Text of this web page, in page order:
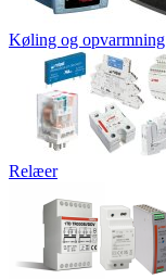
Køling og opvarmning
Relæer